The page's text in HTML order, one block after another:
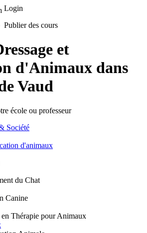
Login
Publier des cours
et
d'Animaux dans
Vaud
école ou professeur
Société
d'animaux